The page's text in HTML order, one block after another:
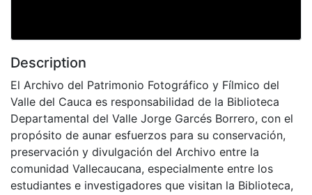
Description
El Archivo del Patrimonio Fotográfico y Fílmico del
Valle del Cauca es responsabilidad de la Biblioteca
Departamental del Valle Jorge Garcés Borrero, con el
propósito de aunar esfuerzos para su conservación,
preservación y divulgación del Archivo entre la
comunidad Vallecaucana, especialmente entre los
estudiantes e investigadores que visitan la Biblioteca,